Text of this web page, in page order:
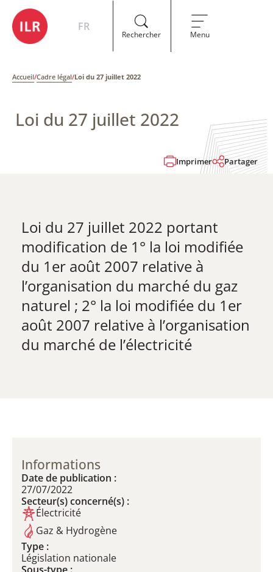
FR
Rechercher Menu
Accueil/Cadre légal/Loi du 27 juillet 2022
Loi du 27 juillet 2022
Imprimer Partager
Loi du 27 juillet 2022​ portant
modification de 1° la loi modifiée
du 1er août 2007 relative à
l’organisation du marché du gaz
naturel ; 2° la loi modifiée du 1er
août 2007 relative à l’organisation
du marché de l’électricité
Informations
Date de publication :
27/07/2022
Secteur(s) concerné(s) :
Électricité
Gaz & Hydrogène
Type :
Législation nationale